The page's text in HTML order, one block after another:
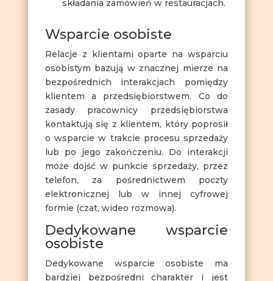
składania zamówień w restauracjach.
Wsparcie osobiste
Relacje z klientami oparte na wsparciu
osobistym bazują w znacznej mierze na
bezpośrednich interakcjach pomiędzy
klientem a przedsiębiorstwem. Co do
zasady pracownicy przedsiębiorstwa
kontaktują się z klientem, który poprosił
o wsparcie w trakcie procesu sprzedaży
lub po jego zakończeniu. Do interakcji
może dojść w punkcie sprzedaży, przez
telefon, za pośrednictwem poczty
elektronicznej lub w innej cyfrowej
formie (czat, wideo rozmowa).
Dedykowane wsparcie
osobiste
Dedykowane wsparcie osobiste ma
bardziej bezpośredni charakter i jest